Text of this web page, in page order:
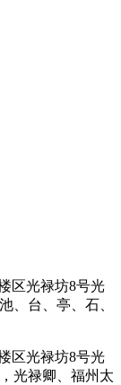
区光禄坊8号光
、台、亭、石、
区光禄坊8号光
光禄卿、福州太